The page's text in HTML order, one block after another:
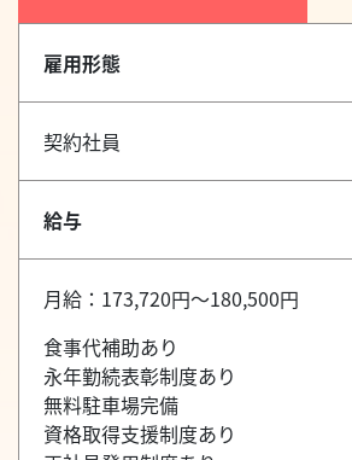
雇用形態
契約社員
給与
月給：173,720円～180,500円
食事代補助あり
永年勤続表彰制度あり
無料駐車場完備
資格取得支援制度あり